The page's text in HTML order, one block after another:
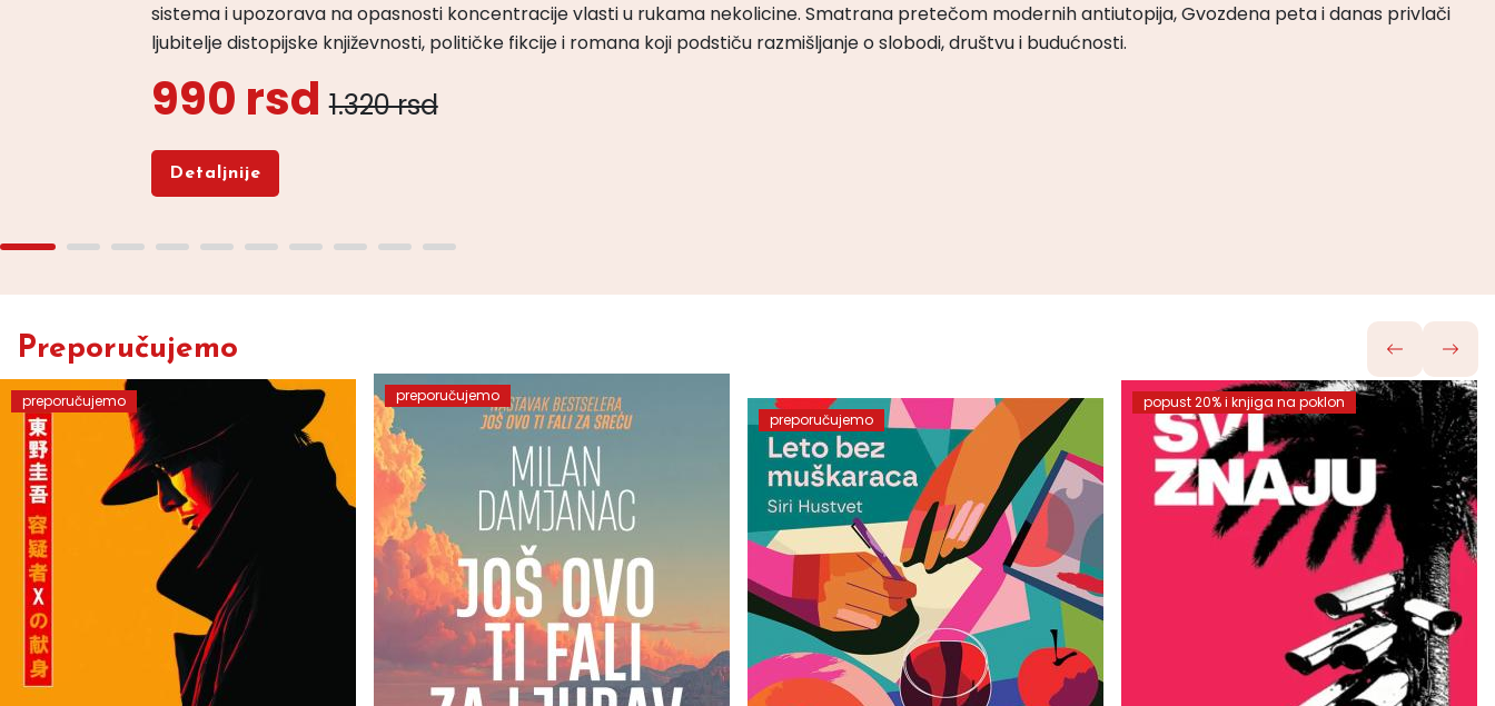
sistema i upozorava na opasnosti koncentracije vlasti u rukama nekolicine. Smatrana pretečom modernih antiutopija, Gvozdena peta i danas privlači
ljubitelje distopijske književnosti, političke fikcije i romana koji podstiču razmišljanje o slobodi, društvu i budućnosti.
990 rsd 1.320 rsd
Detaljnije
Preporučujemo
preporučujemo preporučujemo
preporučujemo
popust 20% i knjiga na poklon